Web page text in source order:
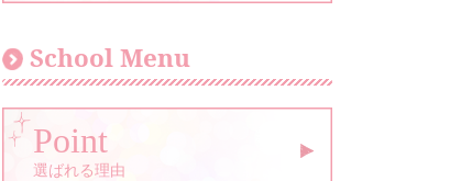
School Menu
Point
選ばれる理由